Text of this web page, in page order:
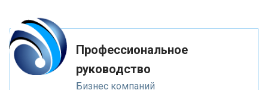
«ФК ОТКРЫТИЕ»
«ЗАПСИБКОМБАНК»
«РОСЕВРОБАНК»
Профессиональное
руководство
Бизнес компаний